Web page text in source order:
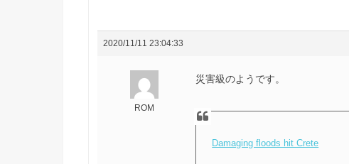
2020/11/11 23:04:33
ROM
災害級のようです。
Damaging floods hit Crete